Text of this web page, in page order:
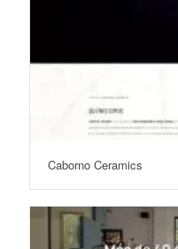
Caborno Ceramics